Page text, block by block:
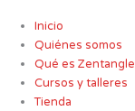
Inicio
Quiénes somos
Qué es Zentangle
Cursos y talleres
Tienda